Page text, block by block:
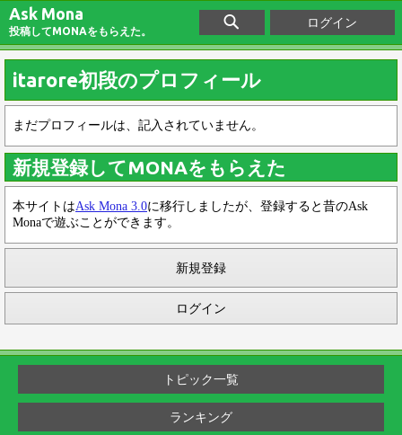
Ask Mona
投稿してMONAをもらえた。
ログイン
itarore初段のプロフィール
まだプロフィールは、記入されていません。
新規登録してMONAをもらえた
本サイトはAsk Mona 3.0に移行しましたが、登録すると昔のAsk
Monaで遊ぶことができます。
新規登録
ログイン
トピック一覧
ランキング